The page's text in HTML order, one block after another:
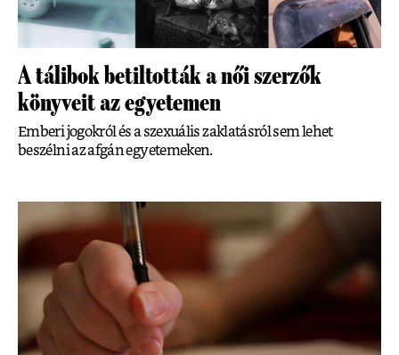
A tálibok betiltották a női szerzők
könyveit az egyetemen
Emberi jogokról és a szexuális zaklatásról sem lehet
beszélni az afgán egyetemeken.